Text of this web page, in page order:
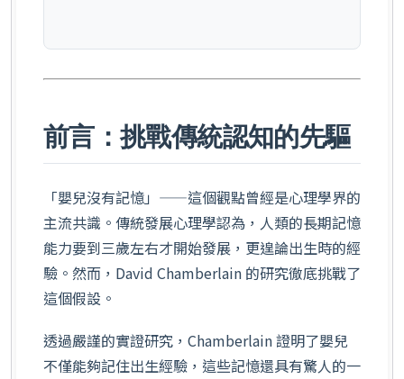
前言：挑戰傳統認知的先驅
「嬰兒沒有記憶」——這個觀點曾經是心理學界的
主流共識。傳統發展心理學認為，人類的長期記憶
能力要到三歲左右才開始發展，更遑論出生時的經
驗。然而，David Chamberlain 的研究徹底挑戰了
這個假設。
透過嚴謹的實證研究，Chamberlain 證明了嬰兒
不僅能夠記住出生經驗，這些記憶還具有驚人的一